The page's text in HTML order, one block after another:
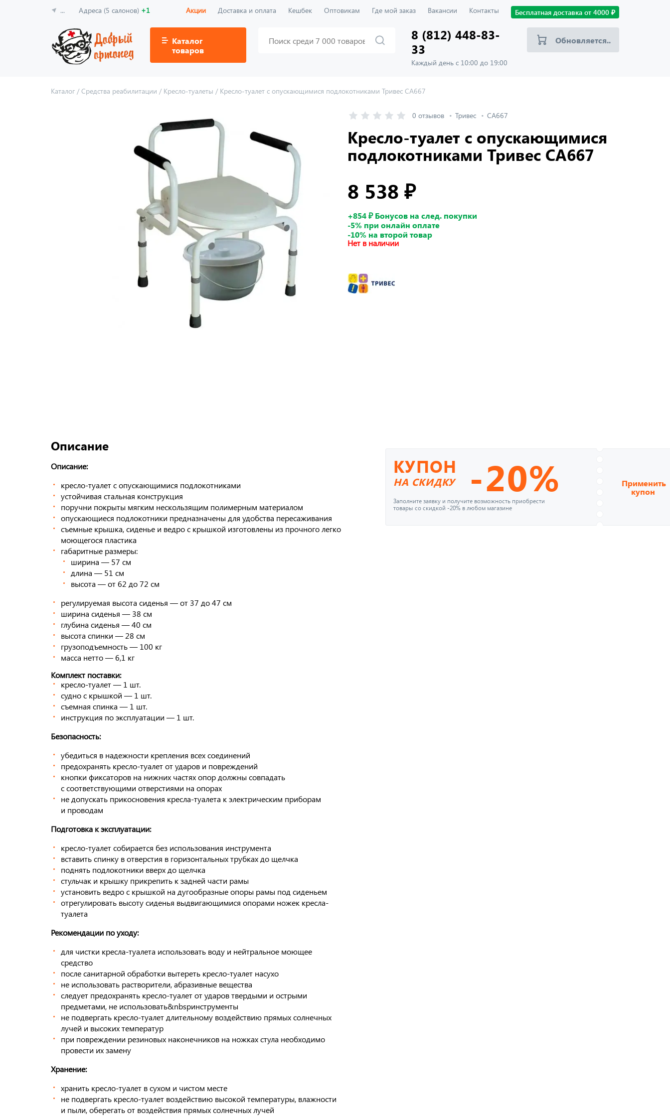
... Адреса (5 салонов) +1 Акции Доставка и оплата Кешбек Оптовикам Где мой заказ Вакансии Контакты Бесплатная доставка от 4000 ₽
Каталог
товаров
8 (812) 448-83-
33
Каждый день с 10:00 до 19:00
Обновляется..
Каталог /Средства реабилитации / Кресло-туалеты / Кресло-туалет с опускающимися подлокотниками Тривес CA667
0 отзывов Тривес CA667
Кресло-туалет с опускающимися
подлокотниками Тривес CA667
8 538 ₽
+854 ₽ Бонусов на след. покупки
-5% при онлайн оплате
-10% на второй товар
Нет в наличии
Описание
Описание:
кресло-туалет с опускающимися подлокотниками
устойчивая стальная конструкция
поручни покрыты мягким нескользящим полимерным материалом
опускающиеся подлокотники предназначены для удобства пересаживания
съемные крышка, сиденье и ведро с крышкой изготовлены из прочного легко
моющегося пластика
габаритные размеры:
ширина — 57 см
длина — 51 см
высота — от 62 до 72 см
регулируемая высота сиденья — от 37 до 47 см
ширина сиденья — 38 см
глубина сиденья — 40 см
высота спинки — 28 см
грузоподъемность — 100 кг
масса нетто — 6,1 кг
Комплект поставки:
кресло-туалет — 1 шт.
судно с крышкой — 1 шт.
съемная спинка — 1 шт.
инструкция по эксплуатации — 1 шт.
Безопасность:
убедиться в надежности крепления всех соединений
предохранять кресло-туалет от ударов и повреждений
кнопки фиксаторов на нижних частях опор должны совпадать
с соответствующими отверстиями на опорах
не допускать прикосновения кресла-туалета к электрическим приборам
и проводам
Подготовка к эксплуатации:
кресло-туалет собирается без использования инструмента
вставить спинку в отверстия в горизонтальных трубках до щелчка
поднять подлокотники вверх до щелчка
стульчак и крышку прикрепить к задней части рамы
установить ведро с крышкой на дугообразные опоры рамы под сиденьем
отрегулировать высоту сиденья выдвигающимися опорами ножек кресла-
туалета
Рекомендации по уходу:
для чистки кресла-туалета использовать воду и нейтральное моющее
средство
после санитарной обработки вытереть кресло-туалет насухо
не использовать растворители, абразивные вещества
следует предохранять кресло-туалет от ударов твердыми и острыми
предметами, не использовать&nbspинструменты
не подвергать кресло-туалет длительному воздействию прямых солнечных
лучей и высоких температур
при повреждении резиновых наконечников на ножках стула необходимо
провести их замену
Хранение:
хранить кресло-туалет в сухом и чистом месте
не подвергать кресло-туалет воздействию высокой температуры, влажности
и пыли, оберегать от воздействия прямых солнечных лучей
КУПОН
НА СКИДКУ -20%
Заполните заявку и получите возможность приобрести
товары со скидкой -20% в любом магазине
Применить
купон